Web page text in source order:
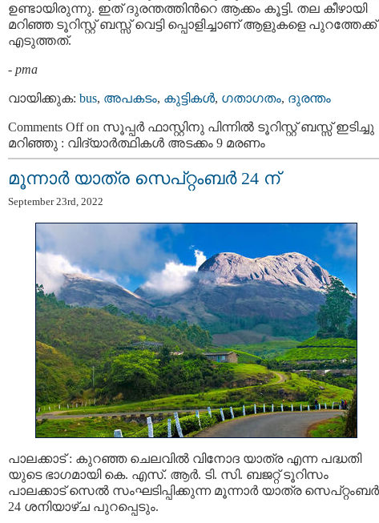
ഉണ്ടായിരുന്നു. ഇത് ദുരന്തത്തിന്‍റെ ആക്കം കൂട്ടി. തല കീഴായി
മറിഞ്ഞ ടൂറിസ്റ്റ് ബസ്സ് വെട്ടി പ്പൊളിച്ചാണ് ആളുകളെ പുറത്തേക്ക്
എടുത്തത്.
- pma
വായിക്കുക: bus, അപകടം, കുട്ടികള്‍, ഗതാഗതം, ദുരന്തം
Comments Offon സൂപ്പര്‍ ഫാസ്റ്റിനു പിന്നില്‍ ടൂറിസ്റ്റ് ബസ്സ് ഇടിച്ചു
മറിഞ്ഞു : വിദ്യാർത്ഥികൾ അടക്കം 9 മരണം
മൂന്നാര്‍ യാത്ര സെപ്റ്റംബര്‍ 24 ന്
September 23rd, 2022
പാലക്കാട് : കുറഞ്ഞ ചെലവില്‍ വിനോദ യാത്ര എന്ന പദ്ധതി
യുടെ ഭാഗമായി കെ. എസ്. ആര്‍. ടി. സി. ബജറ്റ് ടൂറിസം
പാലക്കാട് സെല്‍ സംഘടിപ്പിക്കുന്ന മൂന്നാര്‍ യാത്ര സെപ്റ്റംബര്‍
24 ശനിയാഴ്ച പുറപ്പെടും.